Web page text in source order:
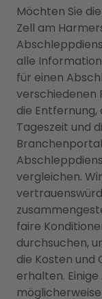
Möchten Sie
Zell am
alle
für einen
verschiedenen
die Entfernung,
Tageszeit und
vergleichen.
faire
durchsuchen,
die Kosten und
erhalten.